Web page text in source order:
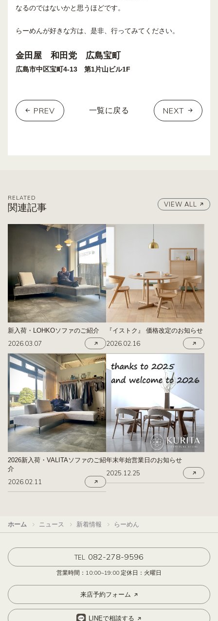
なるのではないかと思うほどです。
らーめんが好きな方は、是非、行ってみてください。
金田屋 和田党 広島宝町
広島市中区宝町4-13 第1片山ビル1F
PREV 一覧に戻る NEXT
RELATED
関連記事 VIEW ALL
新入荷・LOHKOソファのご紹介
2026.03.07
『イストク』 価格改定のお知らせ
2026.02.16
2026新入荷・VALITAソファのご紹
介
2026.02.11
年末年始営業日のお知らせ
2025.12.25
ホーム ニュース 新着情報 らーめん
TEL 082-278-9596
営業時間：10:00~19:00 定休日：火曜日
来店予約フォーム
LINEで相談する